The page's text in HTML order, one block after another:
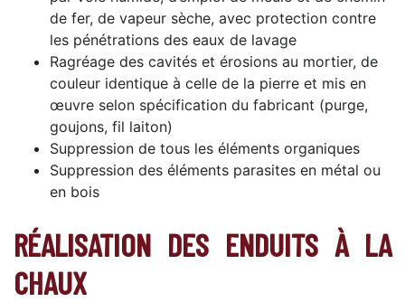
de fer, de vapeur sèche, avec protection contre
les pénétrations des eaux de lavage
Ragréage des cavités et érosions au mortier, de
couleur identique à celle de la pierre et mis en
œuvre selon spécification du fabricant (purge,
goujons, fil laiton)
Suppression de tous les éléments organiques
Suppression des éléments parasites en métal ou
en bois
RÉALISATION DES ENDUITS À LA
CHAUX